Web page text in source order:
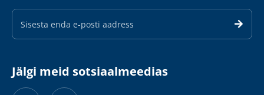
E-
maili
aadress
Jälgi meid sotsiaalmeedias